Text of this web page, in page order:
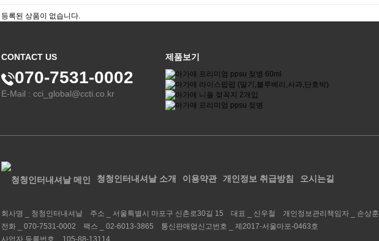
등록된 상품이 없습니다.
CONTACT US
070-7531-0002
E-Mail : cci_global@ccti.co.kr
제품보기
청청인터내셔날 소개 이용약관 개인정보 취급방침 오시는길
회사명 _ 청청인터내셔날 주소 _ 서울특별시 마포구 신촌로30길 15 대표 _ 신우철 개인정보관리책임자 _
손상훈
전화 _
070-7531-0002 팩스 _ 02-6013-3865 통신판매업신고번호 _
제2017-서울마포-0463호
사업자 등록번호 _
105-88-13114